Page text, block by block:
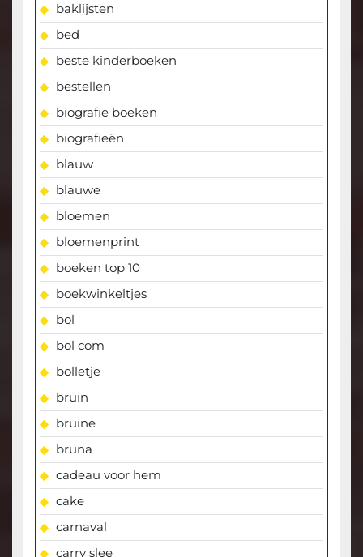
baklijsten
bed
beste kinderboeken
bestellen
biografie boeken
biografieën
blauw
blauwe
bloemen
bloemenprint
boeken top 10
boekwinkeltjes
bol
bol com
bolletje
bruin
bruine
bruna
cadeau voor hem
cake
carnaval
carry slee